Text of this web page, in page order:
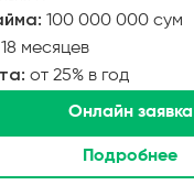
100 000 000 сум
месяцев
от 25% в год
Онлайн заявка
Подробнее